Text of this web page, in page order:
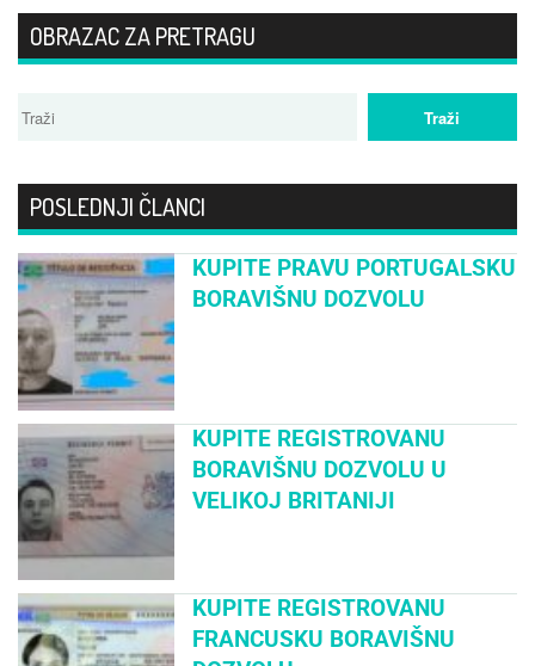
OBRAZAC ZA PRETRAGU
POSLEDNJI ČLANCI
KUPITE PRAVU PORTUGALSKU
BORAVIŠNU DOZVOLU
KUPITE REGISTROVANU
BORAVIŠNU DOZVOLU U
VELIKOJ BRITANIJI
KUPITE REGISTROVANU
FRANCUSKU BORAVIŠNU